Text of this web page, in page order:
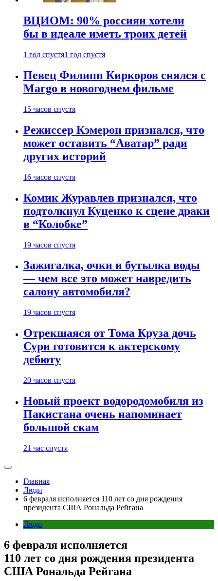
ВЦИОМ: 90% россиян хотели
бы в идеале иметь троих детей
1 год спустя1 год спустя
Певец Филипп Киркоров снялся с
Margo в новогоднем фильме
15 часов спустя
Режиссер Кэмерон признался, что
может оставить “Аватар” ради
других историй
16 часов спустя
Комик Журавлев признался, что
подтолкнул Куценко к сцене драки
в “Колобке”
19 часов спустя
Зажигалка, очки и бутылка воды
— чем все это может навредить
салону автомобиля?
19 часов спустя
Отрекшаяся от Тома Круза дочь
Сури готовится к актерскому
дебюту
20 часов спустя
Новый проект водородомобиля из
Пакистана очень напоминает
большой скам
21 час спустя
Главная
Люди
6 февраля исполняется 110 лет со дня рождения
президента США Рональда Рейгана
Люди
6 февраля исполняется
110 лет со дня рождения президента
США Рональда Рейгана